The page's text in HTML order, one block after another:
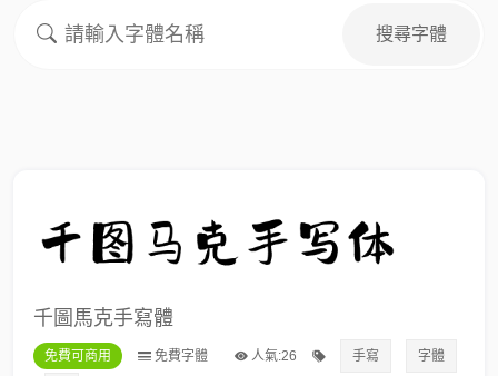
千圖馬克手寫體
免費可商用 免費字體 人氣:26 手寫 字體